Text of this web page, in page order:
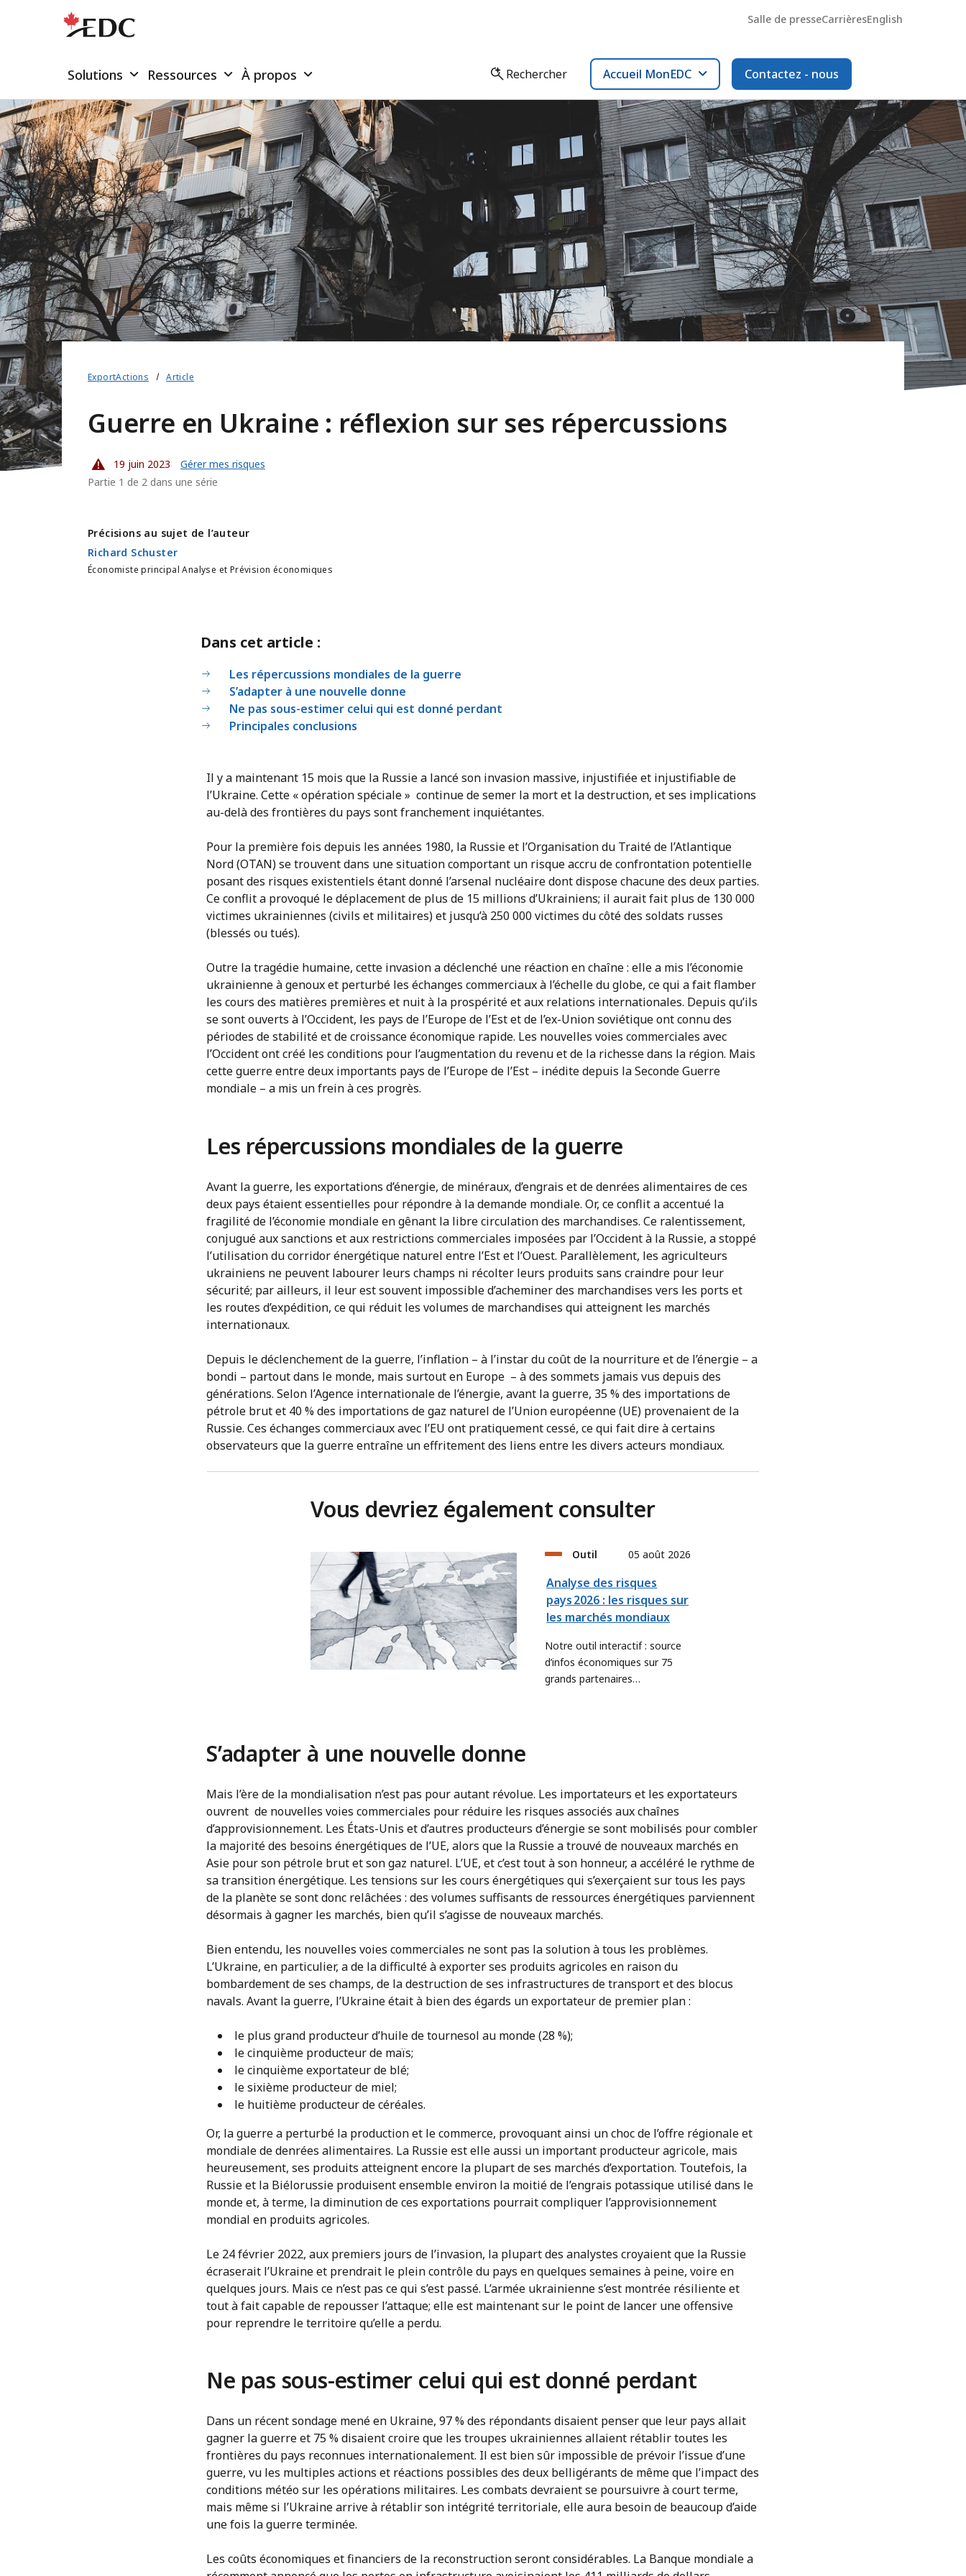
Salle de presseCarrièresEnglish
Solutions Ressources À propos Rechercher Accueil MonEDC Contactez - nous
ExportActions Article
Guerre en Ukraine : réflexion sur ses répercussions
19 juin 2023
Gérer mes risques
Partie 1 de 2 dans une série
Précisions au sujet de l’auteur
Richard Schuster
Économiste principal Analyse et Prévision économiques
Dans cet article :
Les répercussions mondiales de la guerre
S’adapter à une nouvelle donne
Ne pas sous-estimer celui qui est donné perdant
Principales conclusions
Il y a maintenant 15 mois que la Russie a lancé son invasion massive, injustifiée et injustifiable de
l’Ukraine. Cette « opération spéciale » continue de semer la mort et la destruction, et ses implications
au-delà des frontières du pays sont franchement inquiétantes.
Pour la première fois depuis les années 1980, la Russie et l’Organisation du Traité de l’Atlantique
Nord (OTAN) se trouvent dans une situation comportant un risque accru de confrontation potentielle
posant des risques existentiels étant donné l’arsenal nucléaire dont dispose chacune des deux parties.
Ce conflit a provoqué le déplacement de plus de 15 millions d’Ukrainiens; il aurait fait plus de 130 000
victimes ukrainiennes (civils et militaires) et jusqu’à 250 000 victimes du côté des soldats russes
(blessés ou tués).
Outre la tragédie humaine, cette invasion a déclenché une réaction en chaîne : elle a mis l’économie
ukrainienne à genoux et perturbé les échanges commerciaux à l’échelle du globe, ce qui a fait flamber
les cours des matières premières et nuit à la prospérité et aux relations internationales. Depuis qu’ils
se sont ouverts à l’Occident, les pays de l’Europe de l’Est et de l’ex-Union soviétique ont connu des
périodes de stabilité et de croissance économique rapide. Les nouvelles voies commerciales avec
l’Occident ont créé les conditions pour l’augmentation du revenu et de la richesse dans la région. Mais
cette guerre entre deux importants pays de l’Europe de l’Est – inédite depuis la Seconde Guerre
mondiale – a mis un frein à ces progrès.
Les répercussions mondiales de la guerre
Avant la guerre, les exportations d’énergie, de minéraux, d’engrais et de denrées alimentaires de ces
deux pays étaient essentielles pour répondre à la demande mondiale. Or, ce conflit a accentué la
fragilité de l’économie mondiale en gênant la libre circulation des marchandises. Ce ralentissement,
conjugué aux sanctions et aux restrictions commerciales imposées par l’Occident à la Russie, a stoppé
l’utilisation du corridor énergétique naturel entre l’Est et l’Ouest. Parallèlement, les agriculteurs
ukrainiens ne peuvent labourer leurs champs ni récolter leurs produits sans craindre pour leur
sécurité; par ailleurs, il leur est souvent impossible d’acheminer des marchandises vers les ports et
les routes d’expédition, ce qui réduit les volumes de marchandises qui atteignent les marchés
internationaux.
Depuis le déclenchement de la guerre, l’inflation – à l’instar du coût de la nourriture et de l’énergie – a
bondi – partout dans le monde, mais surtout en Europe – à des sommets jamais vus depuis des
générations. Selon l’Agence internationale de l’énergie, avant la guerre, 35 % des importations de
pétrole brut et 40 % des importations de gaz naturel de l’Union européenne (UE) provenaient de la
Russie. Ces échanges commerciaux avec l’EU ont pratiquement cessé, ce qui fait dire à certains
observateurs que la guerre entraîne un effritement des liens entre les divers acteurs mondiaux.
Vous devriez également consulter
Outil 05 août 2026
Analyse des risques
pays 2026 : les risques sur
les marchés mondiaux
Notre outil interactif : source
d’infos économiques sur 75
grands partenaires
S’adapter à une nouvelle donne
Mais l’ère de la mondialisation n’est pas pour autant révolue. Les importateurs et les exportateurs
ouvrent de nouvelles voies commerciales pour réduire les risques associés aux chaînes
d’approvisionnement. Les États-Unis et d’autres producteurs d’énergie se sont mobilisés pour combler
la majorité des besoins énergétiques de l’UE, alors que la Russie a trouvé de nouveaux marchés en
Asie pour son pétrole brut et son gaz naturel. L’UE, et c’est tout à son honneur, a accéléré le rythme de
sa transition énergétique. Les tensions sur les cours énergétiques qui s’exerçaient sur tous les pays
de la planète se sont donc relâchées : des volumes suffisants de ressources énergétiques parviennent
désormais à gagner les marchés, bien qu’il s’agisse de nouveaux marchés.
Bien entendu, les nouvelles voies commerciales ne sont pas la solution à tous les problèmes.
L’Ukraine, en particulier, a de la difficulté à exporter ses produits agricoles en raison du
bombardement de ses champs, de la destruction de ses infrastructures de transport et des blocus
navals. Avant la guerre, l’Ukraine était à bien des égards un exportateur de premier plan :
le plus grand producteur d’huile de tournesol au monde (28 %);
le cinquième producteur de maïs;
le cinquième exportateur de blé;
le sixième producteur de miel;
le huitième producteur de céréales.
Or, la guerre a perturbé la production et le commerce, provoquant ainsi un choc de l’offre régionale et
mondiale de denrées alimentaires. La Russie est elle aussi un important producteur agricole, mais
heureusement, ses produits atteignent encore la plupart de ses marchés d’exportation. Toutefois, la
Russie et la Biélorussie produisent ensemble environ la moitié de l’engrais potassique utilisé dans le
monde et, à terme, la diminution de ces exportations pourrait compliquer l’approvisionnement
mondial en produits agricoles.
Le 24 février 2022, aux premiers jours de l’invasion, la plupart des analystes croyaient que la Russie
écraserait l’Ukraine et prendrait le plein contrôle du pays en quelques semaines à peine, voire en
quelques jours. Mais ce n’est pas ce qui s’est passé. L’armée ukrainienne s’est montrée résiliente et
tout à fait capable de repousser l’attaque; elle est maintenant sur le point de lancer une offensive
pour reprendre le territoire qu’elle a perdu.
Ne pas sous-estimer celui qui est donné perdant
Dans un récent sondage mené en Ukraine, 97 % des répondants disaient penser que leur pays allait
gagner la guerre et 75 % disaient croire que les troupes ukrainiennes allaient rétablir toutes les
frontières du pays reconnues internationalement. Il est bien sûr impossible de prévoir l’issue d’une
guerre, vu les multiples actions et réactions possibles des deux belligérants de même que l’impact des
conditions météo sur les opérations militaires. Les combats devraient se poursuivre à court terme,
mais même si l’Ukraine arrive à rétablir son intégrité territoriale, elle aura besoin de beaucoup d’aide
une fois la guerre terminée.
Les coûts économiques et financiers de la reconstruction seront considérables. La Banque mondiale a